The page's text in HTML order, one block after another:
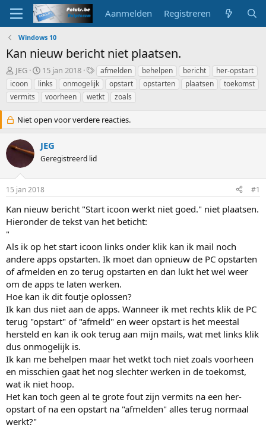
Aanmelden Registreren
Windows 10
Kan nieuw bericht niet plaatsen.
O
n
d
e
w
r
s
t
a
r
t
e
JEG
S
t
a
r
d
t
u
15 jan 2018
T
a
g
s
afmelden behelpen bericht
her-opstart
icoon
links onmogelijk opstart opstarten plaatsen
toekomst
vermits
voorheen wetkt zoals
Niet open voor verdere reacties.
JEG
Geregistreerd lid
15 jan 2018 #1
Kan nieuw bericht "Start icoon werkt niet goed." niet plaatsen.
Hieronder de tekst van het beticht:
"
Als ik op het start icoon links onder klik kan ik mail noch
andere apps opstarten. Ik moet dan opnieuw de PC opstarten
of afmelden en zo terug opstarten en dan lukt het wel weer
om de apps te laten werken.
Hoe kan ik dit foutje oplossen?
Ik kan dus niet aan de apps. Wanneer ik met rechts klik de PC
terug "opstart" of "afmeld" en weer opstart is het meestal
hersteld en kan ik ook terug aan mijn mails, wat met links klik
dus onmogelijk is.
Ik kan me behelpen maar het wetkt toch niet zoals voorheen
en misschien gaat het nog slechter werken in de toekomst,
wat ik niet hoop.
Het kan toch geen al te grote fout zijn vermits na een her-
opstart of na een opstart na "afmelden" alles terug normaal
werkt?"